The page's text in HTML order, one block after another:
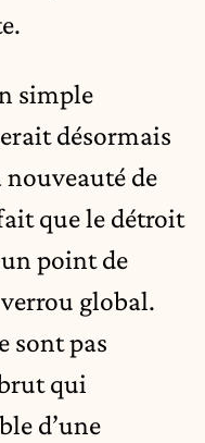
simple
désormais
nouveauté de
que le détroit
point de
global.
sont pas
qui
d’une